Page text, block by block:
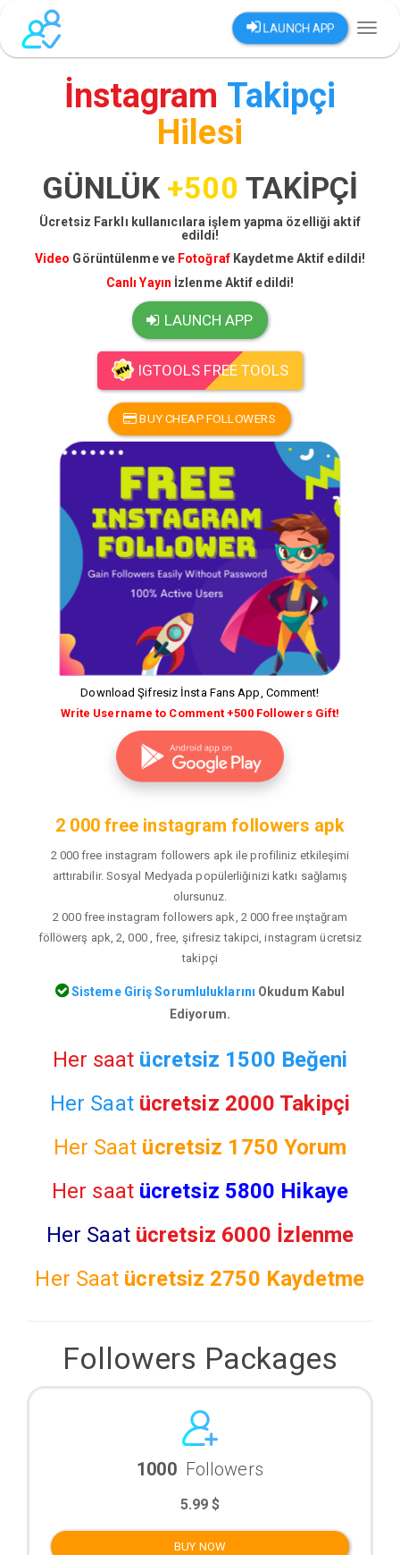
LAUNCH APP
İnstagram Takipçi
Hilesi
GÜNLÜK +500 TAKİPÇİ
Ücretsiz Farklı kullanıcılara işlem yapma özelliği aktif
edildi!
Video Görüntülenme ve Fotoğraf Kaydetme Aktif edildi!
Canlı Yayın İzlenme Aktif edildi!
LAUNCH APP
IGTOOLS FREE TOOLS
BUY CHEAP FOLLOWERS
Download Şifresiz İnsta Fans App, Comment!
Write Username to Comment +500 Followers Gift!
2 000 free instagram followers apk
2 000 free instagram followers apk ile profiliniz etkileşimi
arttırabilir. Sosyal Medyada popülerliğinizi katkı sağlamış
olursunuz.
2 000 free instagram followers apk, 2 000 free ınştağram
föllöwerş apk, 2, 000 , free, şifresiz takipci, instagram ücretsiz
takipçi
Sisteme Giriş Sorumluluklarını Okudum Kabul
Ediyorum.
Her saat ücretsiz 1500 Beğeni
Her Saat ücretsiz 2000 Takipçi
Her Saat ücretsiz 1750 Yorum
Her saat ücretsiz 5800 Hikaye
Her Saat ücretsiz 6000 İzlenme
Her Saat ücretsiz 2750 Kaydetme
Followers Packages
1000 Followers
5.99 $
BUY NOW